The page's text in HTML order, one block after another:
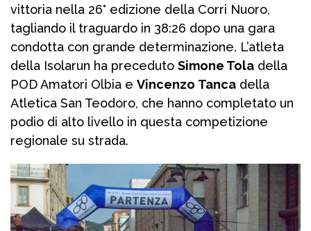
vittoria nella 26° edizione della Corri Nuoro,
tagliando il traguardo in 38:26 dopo una gara
condotta con grande determinazione. L’atleta
della Isolarun ha preceduto Simone Tola della
POD Amatori Olbia e Vincenzo Tanca della
Atletica San Teodoro, che hanno completato un
podio di alto livello in questa competizione
regionale su strada.